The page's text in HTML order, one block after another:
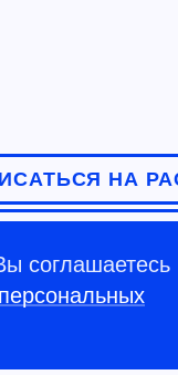
НА
соглашаетесь